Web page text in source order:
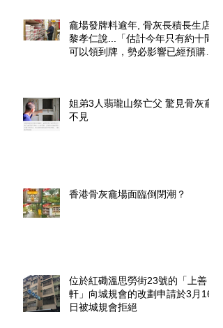
龕場發牌料逾年, 骨灰長積長生店.
黎孝仁說...「估計今年只有約十間
可以領到牌，勢必影響已經預購了
姐弟3人翡瓏山祭亡父 驚見骨灰龕
不見
香港骨灰龕場面臨倒閉潮？
位於紅磡溫思勞街23號的「上善
軒」向城規會的改劃申請於3月16
日被城規會拒絕